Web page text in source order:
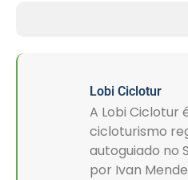
Lobi Ciclotur
A Lobi Ciclotur
cicloturismo
autoguiado no
por Ivan